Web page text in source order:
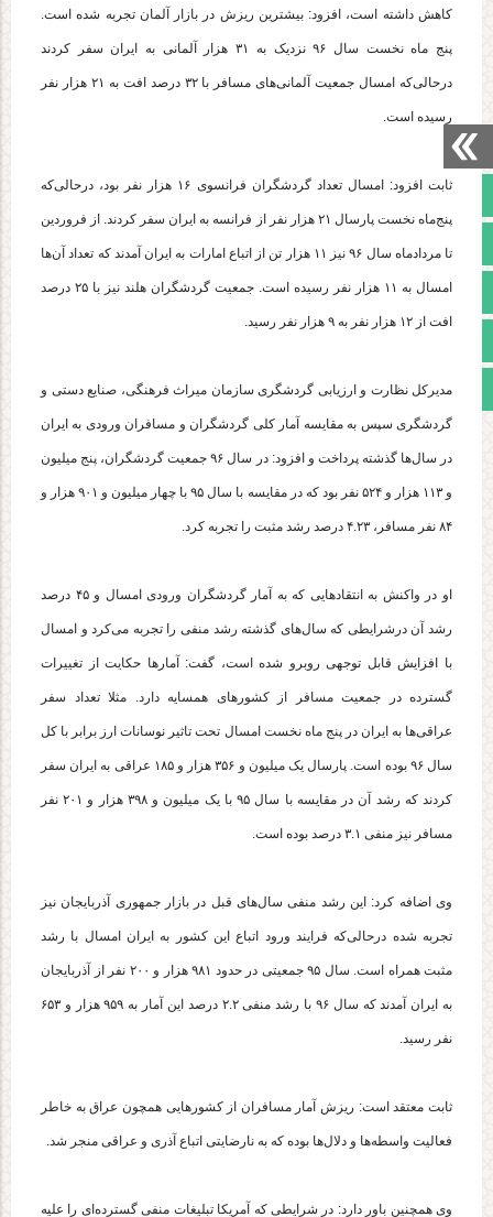
صفحه نخست
تالار گفتمان
آپارات
مجوز سایت
کاهش داشته است، افزود: بیشترین ریزش در بازار آلمان تجربه شده است.
پنج ماه نخست سال ۹۶ نزدیک به ۳۱ هزار آلمانی به ایران سفر کردند
درحالی‌که امسال جمعیت آلمانی‌های مسافر با ۳۲ درصد افت به ۲۱ هزار نفر
رسیده است.
ثابت افزود: امسال تعداد گردشگران فرانسوی ۱۶ هزار نفر بود، درحالی‌که
پنج‌ماه نخست پارسال ۲۱ هزار نفر از فرانسه به ایران سفر کردند. از فروردین
تا مردادماه سال ۹۶ نیز ۱۱ هزار تن از اتباع امارات به ایران آمدند که تعداد آن‌ها
امسال به ۱۱ هزار نفر رسیده است. جمعیت گردشگران هلند نیز با ۲۵ درصد
افت از ۱۲ هزار نفر به ۹ هزار نفر رسید.
مدیرکل نظارت و ارزیابی گردشگری سازمان میراث فرهنگی، صنایع دستی و
گردشگری سپس به مقایسه آمار کلی گردشگران و مسافران ورودی به ایران
در سال‌ها گذشته پرداخت و افزود: در سال ۹۶ جمعیت گردشگران، پنج میلیون
و ۱۱۳ هزار و ۵۲۴ نفر بود که در مقایسه با سال ۹۵ با چهار میلیون و ۹۰۱ هزار و
۸۴ نفر مسافر، ۴.۲۳ درصد رشد مثبت را تجربه کرد.
او در واکنش به انتقادهایی که به آمار گردشگران ورودی امسال و ۴۵ درصد
رشد آن درشرایطی که سال‌های گذشته رشد منفی را تجربه می‌کرد و امسال
با افزایش قابل توجهی روبرو شده است، گفت: آمارها حکایت از تغییرات
گسترده در جمعیت مسافر از کشورهای همسایه دارد. مثلا تعداد سفر
عراقی‌ها به ایران در پنج ماه نخست امسال تحت تاثیر نوسانات ارز برابر با کل
سال ۹۶ بوده است. پارسال یک میلیون و ۳۵۶ هزار و ۱۸۵ عراقی به ایران سفر
کردند که رشد آن در مقایسه با سال ۹۵ با یک میلیون و ۳۹۸ هزار و ۲۰۱ نفر
مسافر نیز منفی ۳.۱ درصد بوده است. ‌
وی اضافه کرد: این رشد منفی سال‌های قبل در بازار جمهوری آذربایجان نیز
تجربه شده درحالی‌که فرایند ورود اتباع این کشور به ایران امسال با رشد
مثبت همراه است. سال ۹۵ جمعیتی در حدود ۹۸۱ هزار و ۲۰۰ نفر از آذربایجان
به ایران آمدند که سال ۹۶ با رشد منفی ۲.۲ درصد این آمار به ۹۵۹ هزار و ۶۵۳
نفر رسید.
ثابت معتقد است: ریزش آمار مسافران از کشورهایی همچون عراق به خاطر
فعالیت واسطه‌ها و دلال‌ها بوده که به نارضایتی اتباع آذری و عراقی منجر شد.
وی همچنین باور دارد: در شرایطی که آمریکا تبلیغات منفی گسترده‌ای را علیه